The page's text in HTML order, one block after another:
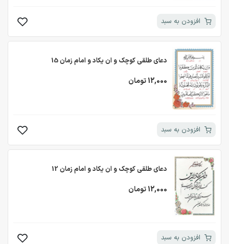
افزودن به سبد
دعای طلقی کوچک و ان یکاد و امام زمان 15
12,000 تومان
افزودن به سبد
دعای طلقی کوچک و ان یکاد و امام زمان 12
12,000 تومان
افزودن به سبد